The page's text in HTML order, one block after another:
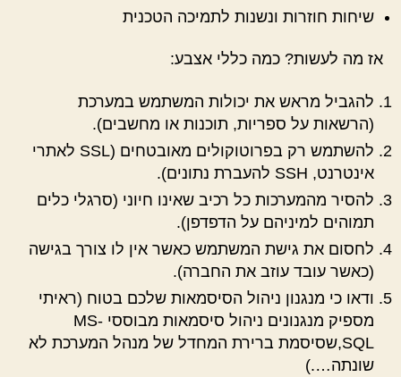
שיחות חוזרות ונשנות לתמיכה הטכנית
אז מה לעשות? כמה כללי אצבע:
להגביל מראש את יכולות המשתמש במערכת
(הרשאות על ספריות, תוכנות או מחשבים).
להשתמש רק בפרוטוקולים מאובטחים (SSL לאתרי
אינטרנט, SSH להעברת נתונים).
להסיר מהמערכות כל רכיב שאינו חיוני (סרגלי כלים
תמוהים למיניהם על הדפדפן).
לחסום את גישת המשתמש כאשר אין לו צורך בגישה
(כאשר עובד עוזב את החברה).
ודאו כי מנגנון ניהול הסיסמאות שלכם בטוח (ראיתי
מספיק מנגנונים ניהול סיסמאות מבוססי MS-
SQL,שסיסמת ברירת המחדל של מנהל המערכת לא
שונתה….)